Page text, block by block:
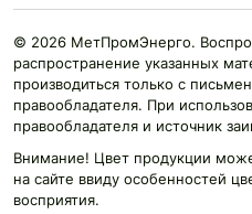
© 2026 МетПромЭнерго.
распространение указанных
производиться только с
правообладателя. При
правообладателя и источник
Внимание! Цвет продукции
на сайте ввиду особенностей
восприятия.